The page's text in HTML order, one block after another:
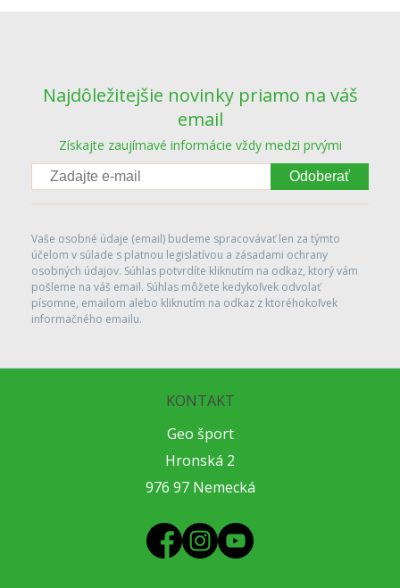
Najdôležitejšie novinky priamo na váš
email
Získajte zaujímavé informácie vždy medzi prvými
Odoberať
Vaše osobné údaje (email) budeme spracovávať len za týmto
účelom v súlade s platnou legislatívou a zásadami ochrany
osobných údajov. Súhlas potvrdíte kliknutím na odkaz, ktorý vám
pošleme na váš email. Súhlas môžete kedykoľvek odvolať
písomne, emailom alebo kliknutím na odkaz z ktoréhokoľvek
informačného emailu.
KONTAKT
Geo šport
Hronská 2
976 97 Nemecká